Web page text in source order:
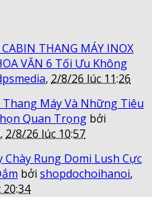
THANG MÁY INOX
VĂN 6 Tối Ưu Không
, 2/8/26 lúc 11:26
Máy Và Những Tiêu
Quan Trọng bởi
, 2/8/26 lúc 10:57
Chày Rung Domi Lush Cực
bởi shopdochoihanoi,